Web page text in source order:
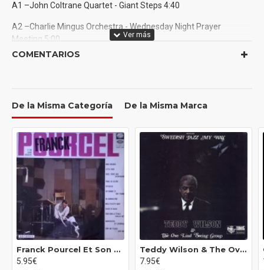
A1 –John Coltrane Quartet - Giant Steps 4:40
A2 –Charlie Mingus Orchestra - Wednesday Night Prayer
Meeting 5:00
A3 –Thelonious Monk / Art Blakey - Evidence 6:30
B2 –John Coltrane Quartet - Count Down 2:15
6:40
COMENTARIOS
De la Misma Categoría De la Misma Marca
Franck Pourcel Et Son Grand Orchestre - Amor, Baile Y Violines N.° 6 (LP)
5.95€
Teddy Wilson & The Ove Lind Swing Group - Swedish Jazz My Way (LP)
7.95€